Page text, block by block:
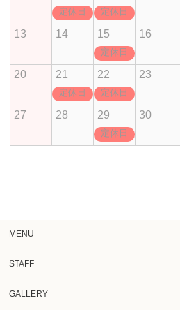
定休日 定休日
13 14 15
定休日
16
20 21
定休日
22
定休日
23
27 28 29
定休日
30
MENU
STAFF
GALLERY